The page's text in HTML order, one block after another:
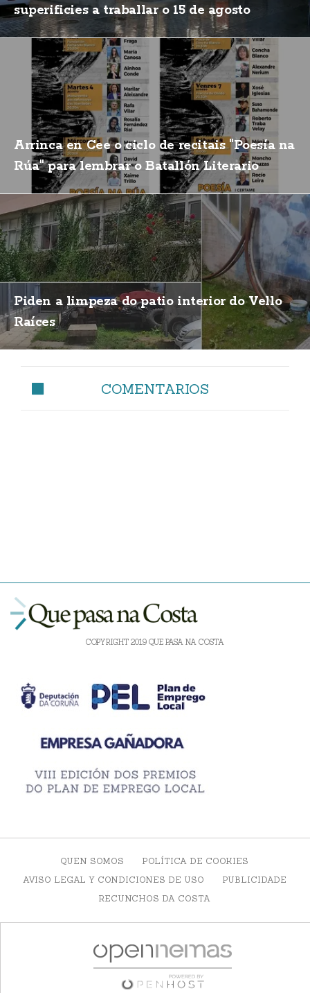
superificies a traballar o 15 de agosto
Arrinca en Cee o ciclo de recitais "Poesía na
Rúa" para lembrar o Batallón Literario
Piden a limpeza do patio interior do Vello
Raíces
COMENTARIOS
COPYRIGHT 2019 QUE PASA NA COSTA
QUEN SOMOS
POLÍTICA DE COOKIES
AVISO LEGAL Y CONDICIONES DE USO
PUBLICIDADE
RECUNCHOS DA COSTA